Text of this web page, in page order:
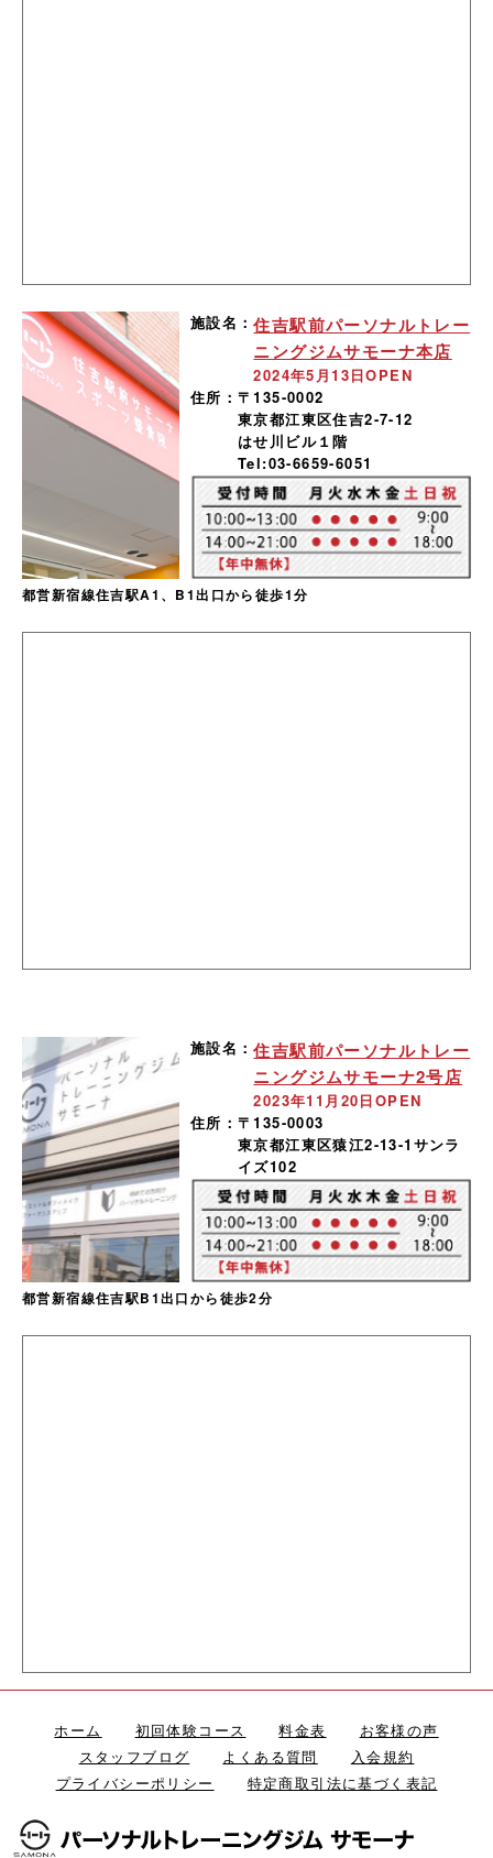
施設名：住吉駅前パーソナルトレー
ニングジムサモーナ本店
2024年5月13日OPEN
住所： 〒135-0002
東京都江東区住吉2-7-12
はせ川ビル１階
Tel:03-6659-6051
都営新宿線住吉駅A1、B1出口から徒歩1分
施設名：住吉駅前パーソナルトレー
ニングジムサモーナ2号店
2023年11月20日OPEN
住所： 〒135-0003
東京都江東区猿江2-13-1サンラ
イズ102
都営新宿線住吉駅B1出口から徒歩2分
ホーム 初回体験コース 料金表
お客様の声
スタッフブログ
よくある質問
入会規約
プライバシーポリシー
特定商取引法に基づく表記